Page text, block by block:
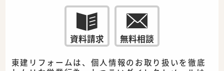
資料請求 無料相談
東建リフォームは、個人情報のお取り扱いを徹底